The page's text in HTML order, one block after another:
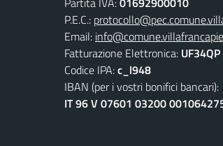
P.E.C.:
Email:
Fatturazione Elettronica: UF34QP
Codice IPA:c_l948
IBAN (per i vostri bonifici bancari):
IT 96 V 07601 03200